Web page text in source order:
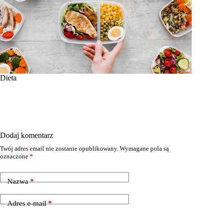
Dieta
Dodaj komentarz
Twój adres email nie zostanie opublikowany. Wymagane pola są
oznaczone *
Nazwa*
Adres e-mail*